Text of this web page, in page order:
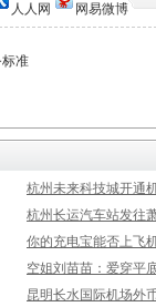
人人网 网易微博
准
杭州未来科技城开通
杭州长运汽车站发往
你的充电宝能否上飞
空姐刘苗苗：爱穿平
昆明长水国际机场外